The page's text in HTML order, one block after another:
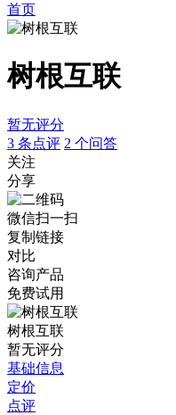
首页
树根互联
暂无评分
3 条点评 2 个问答
关注
分享
微信扫一扫
复制链接
对比
咨询产品
免费试用
树根互联
暂无评分
基础信息
定价
点评